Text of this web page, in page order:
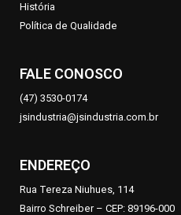
História
Política de Qualidade
FALE CONOSCO
(47) 3530-0174
jsindustria@jsindustria.com.br
ENDEREÇO
Rua Tereza Niuhues, 114
Bairro Schreiber – CEP: 89196-000